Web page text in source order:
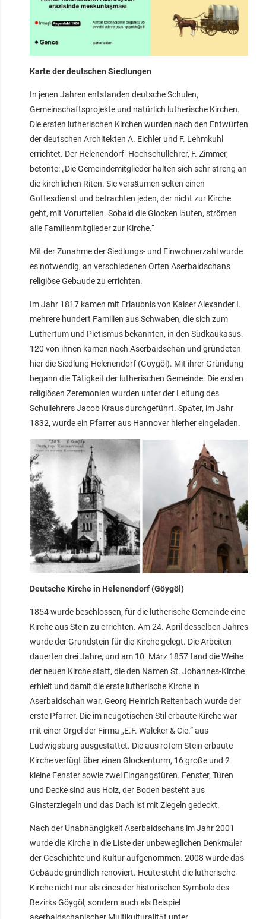
Karte der deutschen Siedlungen
In jenen Jahren entstanden deutsche Schulen,
Gemeinschaftsprojekte und natürlich lutherische Kirchen.
Die ersten lutherischen Kirchen wurden nach den Entwürfen
der deutschen Architekten A. Eichler und F. Lehmkuhl
errichtet. Der Helenendorf- Hochschullehrer, F. Zimmer,
betonte: „Die Gemeindemitglieder halten sich sehr streng an
die kirchlichen Riten. Sie versäumen selten einen
Gottesdienst und betrachten jeden, der nicht zur Kirche
geht, mit Vorurteilen. Sobald die Glocken läuten, strömen
alle Familienmitglieder zur Kirche.“
Mit der Zunahme der Siedlungs- und Einwohnerzahl wurde
es notwendig, an verschiedenen Orten Aserbaidschans
religiöse Gebäude zu errichten.
Im Jahr 1817 kamen mit Erlaubnis von Kaiser Alexander I.
mehrere hundert Familien aus Schwaben, die sich zum
Luthertum und Pietismus bekannten, in den Südkaukasus.
120 von ihnen kamen nach Aserbaidschan und gründeten
hier die Siedlung Helenendorf (Göygöl). Mit ihrer Gründung
begann die Tätigkeit der lutherischen Gemeinde. Die ersten
religiösen Zeremonien wurden unter der Leitung des
Schullehrers Jacob Kraus durchgeführt. Später, im Jahr
1832, wurde ein Pfarrer aus Hannover hierher eingeladen.
Deutsche Kirche in Helenendorf (Göygöl)
1854 wurde beschlossen, für die lutherische Gemeinde eine
Kirche aus Stein zu errichten. Am 24. April desselben Jahres
wurde der Grundstein für die Kirche gelegt. Die Arbeiten
dauerten drei Jahre, und am 10. März 1857 fand die Weihe
der neuen Kirche statt, die den Namen St. Johannes-Kirche
erhielt und damit die erste lutherische Kirche in
Aserbaidschan war. Georg Heinrich Reitenbach wurde der
erste Pfarrer. Die im neugotischen Stil erbaute Kirche war
mit einer Orgel der Firma „E.F. Walcker & Cie.“ aus
Ludwigsburg ausgestattet. Die aus rotem Stein erbaute
Kirche verfügt über einen Glockenturm, 16 große und 2
kleine Fenster sowie zwei Eingangstüren. Fenster, Türen
und Decke sind aus Holz, der Boden besteht aus
Ginsterziegeln und das Dach ist mit Ziegeln gedeckt.
Nach der Unabhängigkeit Aserbaidschans im Jahr 2001
wurde die Kirche in die Liste der unbeweglichen Denkmäler
der Geschichte und Kultur aufgenommen. 2008 wurde das
Gebäude gründlich renoviert. Heute steht die lutherische
Kirche nicht nur als eines der historischen Symbole des
Bezirks Göygöl, sondern auch als Beispiel
aserbaidschanischer Multikulturalität unter